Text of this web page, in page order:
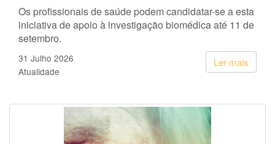
Os profissionais de saúde podem candidatar-se a esta
iniciativa de apoio à investigação biomédica até 11 de
setembro.
Ler mais
31 Julho 2026
Atualidade